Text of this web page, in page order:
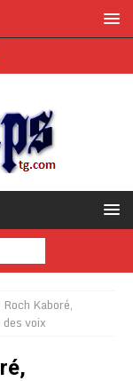
Kaboré,
voix